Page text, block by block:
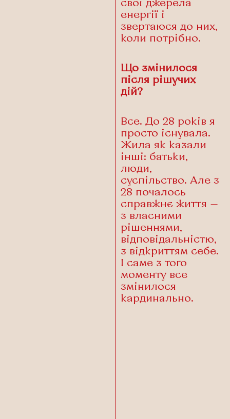
свої джерела
енергії і
звертаюся до них,
коли потрібно.
Що змінилося
після рішучих
дій?
Все. До 28 років я
просто існувала.
Жила як казали
інші: батьки,
люди,
суспільство. Але з
28 почалось
справжнє життя —
з власними
рішеннями,
відповідальністю,
з відкриттям себе.
І саме з того
моменту все
змінилося
кардинально.